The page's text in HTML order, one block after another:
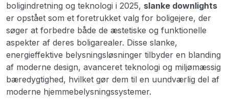
boligindretning og teknologi i 2025, slanke downlights
er opstået som et foretrukket valg for boligejere, der
søger at forbedre både de æstetiske og funktionelle
aspekter af deres boligarealer. Disse slanke,
energieffektive belysningsløsninger tilbyder en blanding
af moderne design, avanceret teknologi og miljømæssig
bæredygtighed, hvilket gør dem til en uundværlig del af
moderne hjemmebelysningssystemer.